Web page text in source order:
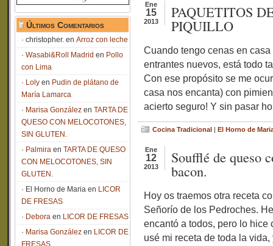
Últimos Comentarios
christopher. en Arroz con leche
Wasabi&Roll Madrid en Pollo
con Lima
Loly en Pudin de plátano de
María Lamarca
Marisa González en TARTA DE
QUESO CON MELOCOTONES,
SIN GLUTEN.
Palmira en TARTA DE QUESO
CON MELOCOTONES, SIN
GLUTEN.
El Horno de Maria en LICOR
DE FRESAS
Debora en LICOR DE FRESAS
Marisa González en LICOR DE
FRESAS
Ene
15
2013
PAQUETITOS
PIQUILLO
Cuando tengo cenas en
entrantes nuevos, está todo
Con ese propósito se me
casa nos encanta) con
acierto seguro! Y sin pasar
Cocina Tradicional | El Horno de
Ene
12
2013
Soufflé de queso
bacon.
Hoy os traemos otra receta
Señorío de los Pedroches.
encantó a todos, pero lo hice
usé mi receta de toda la